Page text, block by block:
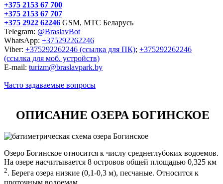
+375 2153 67 700
+375 2153 67 707
+375 2922 62246 GSM, МТС Беларусь
Telegram: @BraslavBot
WhatsApp: +375292262246
Viber: +375292262246 (ссылка для ПК); +375292262246
(ссылка для моб. устройств)
E-mail: turizm@braslavpark.by
Часто задаваемые вопросы
ОПИСАНИЕ ОЗЕРА БОГИНСКОЕ
Озеро Богинское относится к числу среднеглубоких водоемов.
На озере насчитывается 8 островов общей площадью 0,325 км
2. Берега озера низкие (0,1-0,3 м), песчаные. Относится к
проточным водоемам.